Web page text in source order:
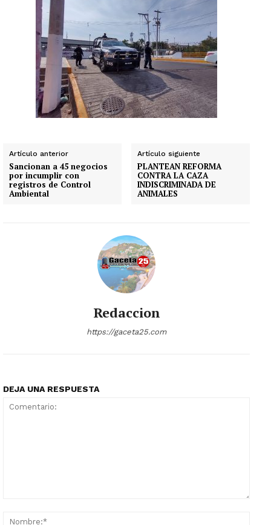
Artículo anterior
Sancionan a 45 negocios
por incumplir con
registros de Control
Ambiental
Artículo siguiente
PLANTEAN REFORMA
CONTRA LA CAZA
INDISCRIMINADA DE
ANIMALES
Redaccion
https://gaceta25.com
DEJA UNA RESPUESTA